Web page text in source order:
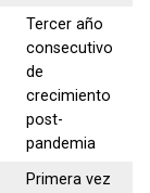
Tercer año
consecutivo
de
crecimiento
post-
pandemia
Primera vez